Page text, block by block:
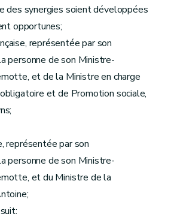
des synergies soient développées
opportunes;
représentée par son
personne de son Ministre-
et de la Ministre en charge
et de Promotion sociale,
représentée par son
personne de son Ministre-
et du Ministre de la